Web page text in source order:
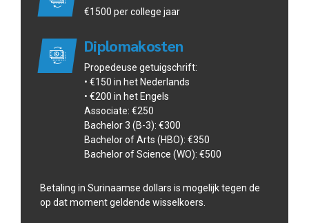
€1500 per college jaar
Diplomakosten
Propedeuse getuigschrift:
• €150 in het Nederlands
• €200 in het Engels
Associate: €250
Bachelor 3 (B-3): €300
Bachelor of Arts (HBO): €350
Bachelor of Science (WO): €500
Betaling in Surinaamse dollars is mogelijk tegen de
op dat moment geldende wisselkoers.